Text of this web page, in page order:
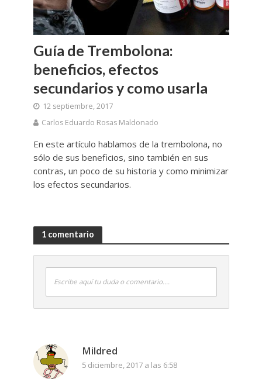
Guía de Trembolona:
beneficios, efectos
secundarios y como usarla
12 septiembre, 2017
Carlos Eduardo Rosas Maldonado
En este artículo hablamos de la trembolona, no
sólo de sus beneficios, sino también en sus
contras, un poco de su historia y como minimizar
los efectos secundarios.
1 comentario
Escribe aquí tu duda o comentario....
Mildred
5 diciembre, 2017 a las 6:58